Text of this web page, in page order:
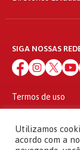
SIGA NOSSAS
Termos de uso
Política de
© 2010 - 2026
Partido dos
Utilizamos
acordo com a